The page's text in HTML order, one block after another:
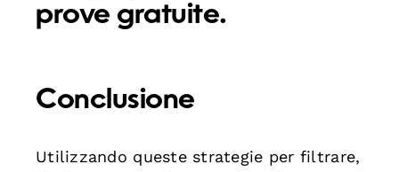
prove gratuite.
Conclusione
Utilizzando queste strategie per filtrare,